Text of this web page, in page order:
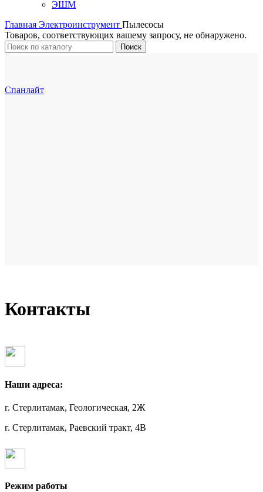
ЭШМ
Главная Электроинструмент Пылесосы
Товаров, соответствующих вашему запросу, не обнаружено.
Поиск
Спанлайт
Контакты
Наши адреса:
г. Стерлитамак, Геологическая, 2Ж
г. Стерлитамак, Раевский тракт, 4В
Режим работы